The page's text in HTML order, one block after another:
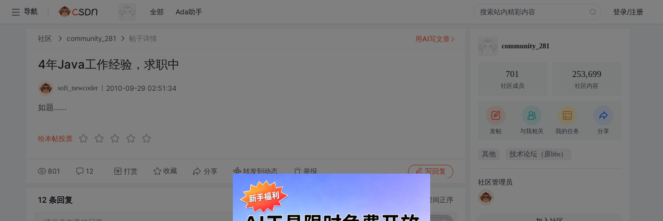
导航 全部 Ada助手 登录/注册
社区 community_281 帖子详情
4年Java工作经验，求职中
soft_newcoder 2010-09-29 02:51:34
如题……
给本帖投票
801 12 打赏 收藏 分享 转发到动态 举报 写回复
用AI写文章
12 条回复 切换为时间正序
community_281
701
社区成员
253,699
社区内容
发帖 与我相关 我的任务 分享
其他 技术论坛（原bbs）
社区管理员